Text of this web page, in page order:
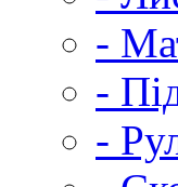
-
-
-